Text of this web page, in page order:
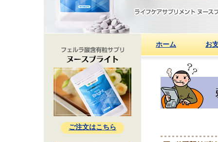
ご注文はこちら
ホーム お